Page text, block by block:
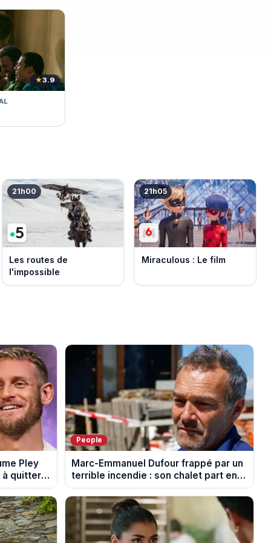
★3.9
21h00
Les routes de
l'impossible
21h05
Miraculous : Le film
Pley
à quitter
People
Marc-Emmanuel Dufour frappé par un
terrible incendie : son chalet part en
fumée